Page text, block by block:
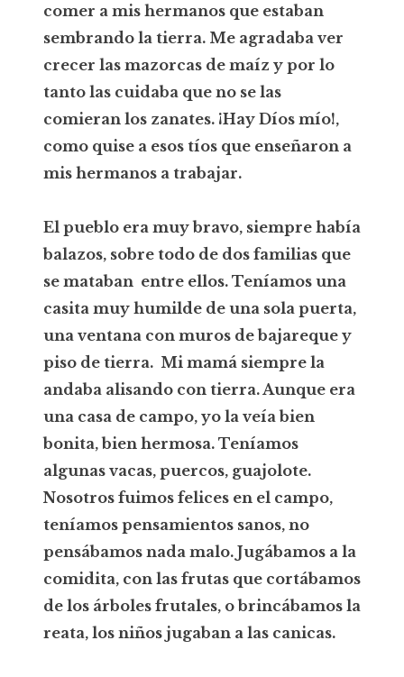
comer a mis hermanos que estaban
sembrando la tierra. Me agradaba ver
crecer las mazorcas de maíz y por lo
tanto las cuidaba que no se las
comieran los zanates. ¡Hay Díos mío!,
como quise a esos tíos que enseñaron a
mis hermanos a trabajar.
El pueblo era muy bravo, siempre había
balazos, sobre todo de dos familias que
se mataban entre ellos. Teníamos una
casita muy humilde de una sola puerta,
una ventana con muros de bajareque y
piso de tierra. Mi mamá siempre la
andaba alisando con tierra. Aunque era
una casa de campo, yo la veía bien
bonita, bien hermosa. Teníamos
algunas vacas, puercos, guajolote.
Nosotros fuimos felices en el campo,
teníamos pensamientos sanos, no
pensábamos nada malo. Jugábamos a la
comidita, con las frutas que cortábamos
de los árboles frutales, o brincábamos la
reata, los niños jugaban a las canicas.